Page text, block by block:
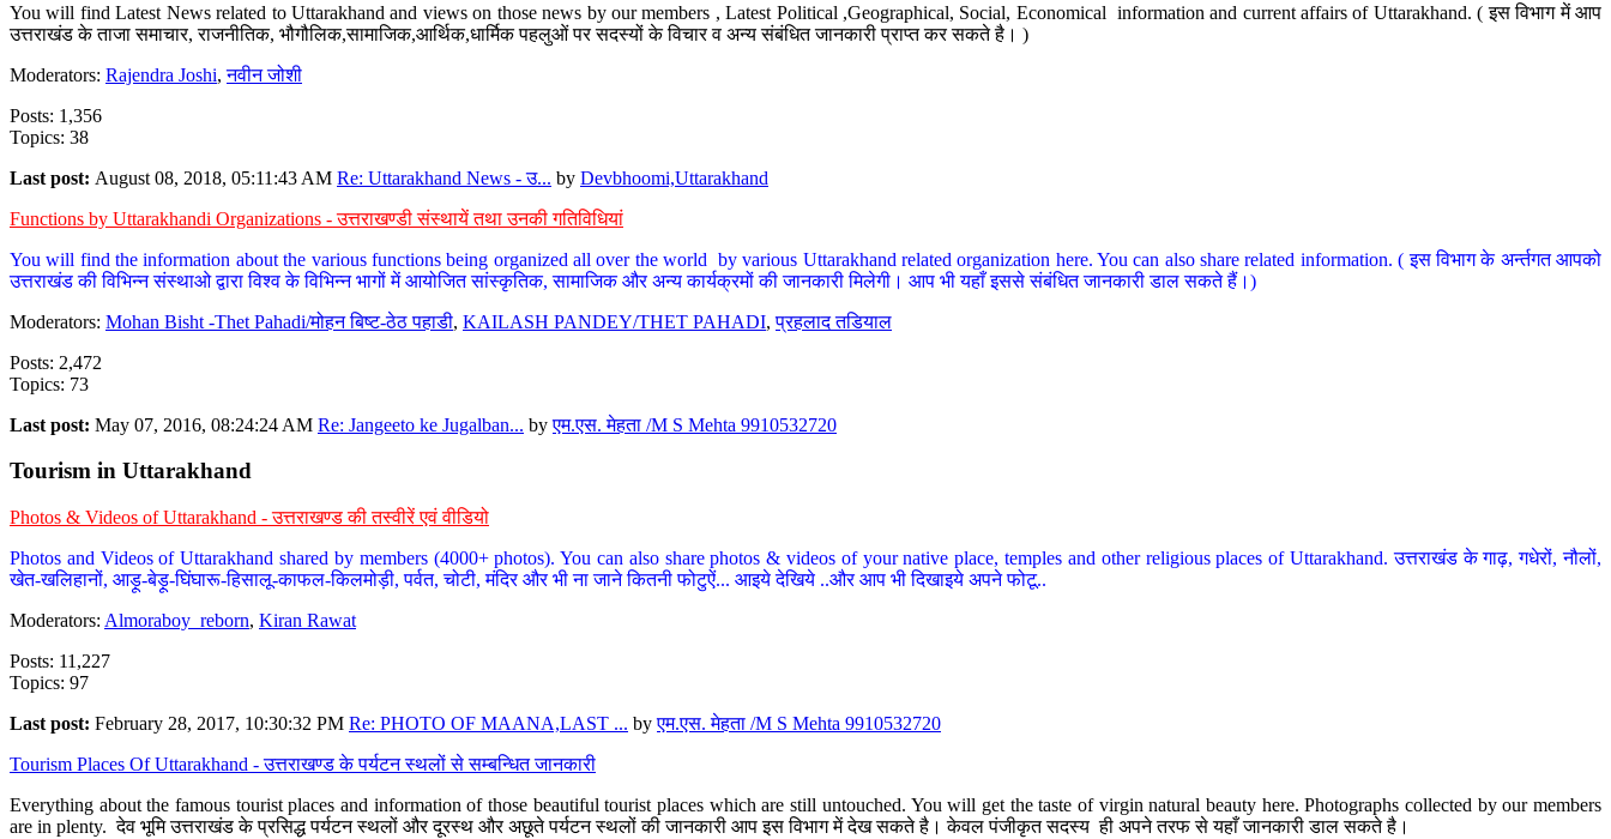
You will find Latest News related to Uttarakhand and views on those news by our members , Latest Political ,Geographical, Social, Economical information and current affairs of Uttarakhand. ( इस विभाग में आप
उत्तराखंड के ताजा समाचार, राजनीतिक, भौगौलिक,सामाजिक,आर्थिक,धार्मिक पहलुओं पर सदस्यों के विचार व अन्य संबंधित जानकारी प्राप्त कर सकते है। )
Moderators: Rajendra Joshi,नवीन जोशी
Posts: 1,356
Topics: 38
Last post: August 08, 2018, 05:11:43 AM Re: Uttarakhand News - उ... by Devbhoomi,Uttarakhand
Functions by Uttarakhandi Organizations - उत्तराखण्डी संस्थायें तथा उनकी गतिविधियां
You will find the information about the various functions being organized all over the world by various Uttarakhand related organization here. You can also share related information. ( इस विभाग के अर्न्तगत आपको
उत्तराखंड की विभिन्न संस्थाओ द्वारा विश्व के विभिन्न भागों में आयोजित सांस्कृतिक, सामाजिक और अन्य कार्यक्रमों की जानकारी मिलेगी। आप भी यहाँ इससे संबंधित जानकारी डाल सकते हैं।)
Moderators: Mohan Bisht -Thet Pahadi/मोहन बिष्ट-ठेठ पहाडी, KAILASH PANDEY/THET PAHADI,प्रहलाद तडियाल
Posts: 2,472
Topics: 73
Last post: May 07, 2016, 08:24:24 AM Re: Jangeeto ke Jugalban... byएम.एस. मेहता /M S Mehta 9910532720
Tourism in Uttarakhand
Photos & Videos of Uttarakhand - उत्तराखण्ड की तस्वीरें एवं वीडियो
Photos and Videos of Uttarakhand shared by members (4000+ photos). You can also share photos & videos of your native place, temples and other religious places of Uttarakhand. उत्तराखंड के गाढ़, गधेरों, नौलों,
खेत-खलिहानों, आड़ू-बेड़ू-घिंघारू-हिसालू-काफल-किलमोड़ी, पर्वत, चोटी, मंदिर और भी ना जाने कितनी फोटुऐं... आइये देखिये ..और आप भी दिखाइये अपने फोटू..
Moderators: Almoraboy_reborn, Kiran Rawat
Posts: 11,227
Topics: 97
Last post: February 28, 2017, 10:30:32 PM Re: PHOTO OF MAANA,LAST ... byएम.एस. मेहता /M S Mehta 9910532720
Tourism Places Of Uttarakhand - उत्तराखण्ड के पर्यटन स्थलों से सम्बन्धित जानकारी
Everything about the famous tourist places and information of those beautiful tourist places which are still untouched. You will get the taste of virgin natural beauty here. Photographs collected by our members
are in plenty. देव भूमि उत्तराखंड के प्रसिद्ध पर्यटन स्थलों और दूरस्थ और अछूते पर्यटन स्थलों की जानकारी आप इस विभाग में देख सकते है। केवल पंजीकृत सदस्य ही अपने तरफ से यहाँ जानकारी डाल सकते है।